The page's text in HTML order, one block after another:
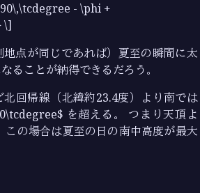
- \phi +
\]
点が同じであれば）夏至の瞬間に太
ることが納得できるだろう。
回帰線（北緯約23.4度）より南では
を超える。 つまり天頂よ
この場合は夏至の日の南中高度が最大